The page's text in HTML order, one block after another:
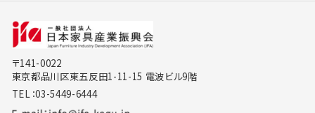
〒141-0022
東京都品川区東五反田1-11-15 電波ビル9階
TEL：03-5449-6444